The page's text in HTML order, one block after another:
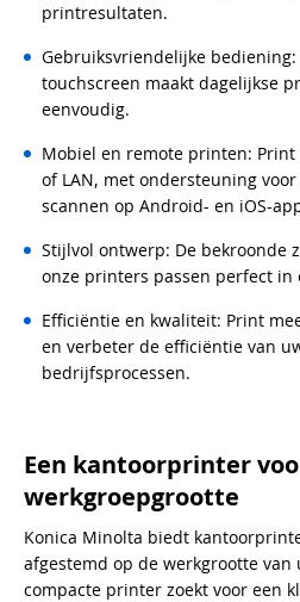
printresultaten.
Gebruiksvriendelijke
touchscreen maakt dagelijkse
eenvoudig.
Mobiel en remote printen: Print
of LAN, met ondersteuning
scannen op Android- en iOS-
Stijlvol ontwerp: De bekroonde
onze printers passen perfect in
Efficiëntie en kwaliteit: Print
en verbeter de efficiëntie van
bedrijfsprocessen.
Een kantoorprinter
werkgroepgrootte
Konica Minolta biedt
afgestemd op de werkgrootte van
compacte printer zoekt voor een